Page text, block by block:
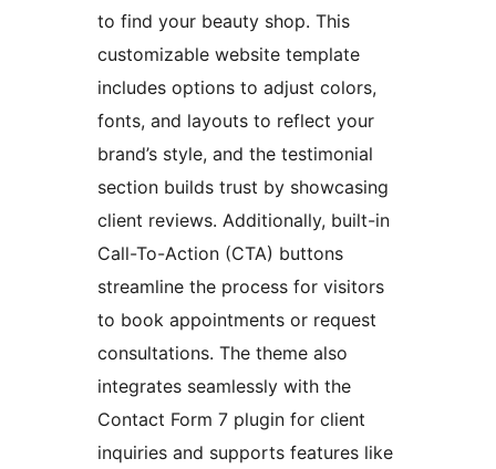
to find your beauty shop. This
customizable website template
includes options to adjust colors,
fonts, and layouts to reflect your
brand’s style, and the testimonial
section builds trust by showcasing
client reviews. Additionally, built-in
Call-To-Action (CTA) buttons
streamline the process for visitors
to book appointments or request
consultations. The theme also
integrates seamlessly with the
Contact Form 7 plugin for client
inquiries and supports features like